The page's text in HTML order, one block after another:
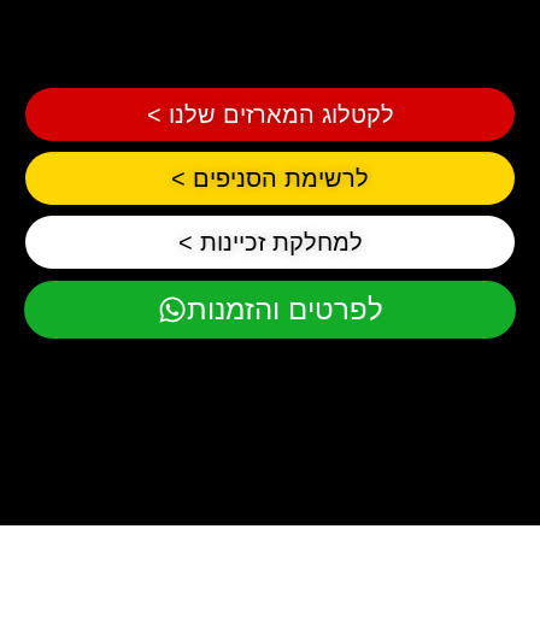
לקטלוג המארזים שלנו >
לרשימת הסניפים >
למחלקת זכיינות >
לפרטים והזמנות